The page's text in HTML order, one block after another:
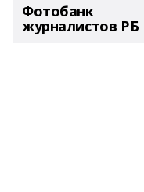
Фотобанк
журналистов РБ